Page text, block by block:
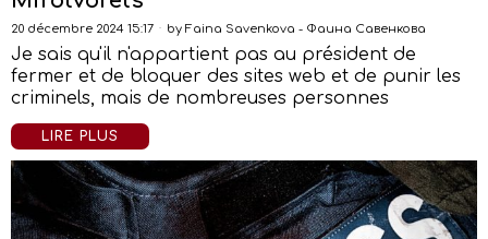
20 décembre 2024 15:17 by Faina Savenkova - Фаина Савенкова
Je sais qu'il n'appartient pas au président de
fermer et de bloquer des sites web et de punir les
criminels, mais de nombreuses personnes
LIRE PLUS